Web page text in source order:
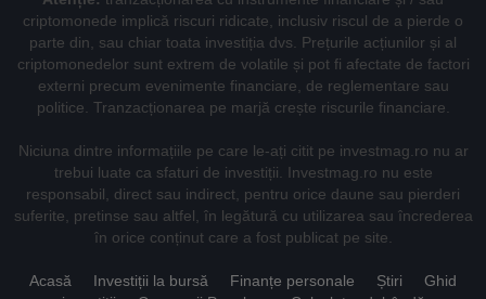
criptomonede implică riscuri ridicate, inclusiv riscul de a pierde o
parte din, sau chiar toata investiția dvs. Prețurile acțiunilor și al
criptomonedelor sunt extrem de volatile și pot fi afectate de factori
externi precum evenimente financiare, de reglementare sau
politice. Tranzacționarea pe marjă crește riscurile financiare.
Niciuna dintre informațiile pe care le-ați citit pe investmag.ro nu ar
trebui luate ca sfaturi de investiții. Investmag.ro nu este
responsabil, direct sau indirect, pentru orice daune sau pierderi
suferite, pretinse sau altfel, în legătură cu utilizarea sau încrederea
în orice conținut care a fost publicat pe site.
Acasă Investiții la bursă Finanțe personale Știri
Ghid